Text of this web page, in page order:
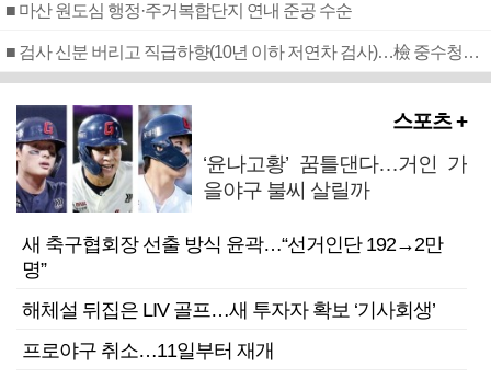
■ 마산 원도심 행정·주거복합단지 연내 준공 수순
■ 검사 신분 버리고 직급하향(10년 이하 저연차 검사)…檢 중수청행 기피
스포츠 +
‘윤나고황’ 꿈틀댄다…거인 가
을야구 불씨 살릴까
새 축구협회장 선출 방식 윤곽…“선거인단 192→2만
명”
해체설 뒤집은 LIV 골프…새 투자자 확보 ‘기사회생’
프로야구 취소…11일부터 재개